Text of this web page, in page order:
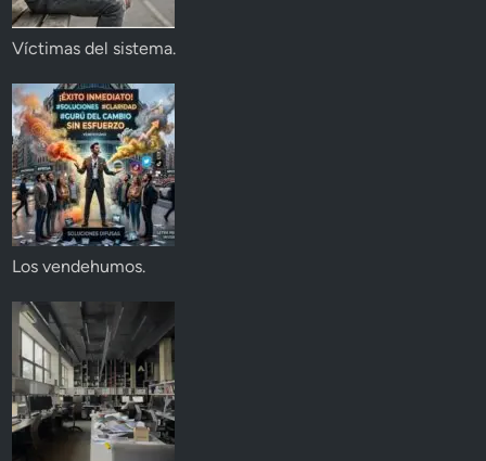
Víctimas del sistema.
Los vendehumos.